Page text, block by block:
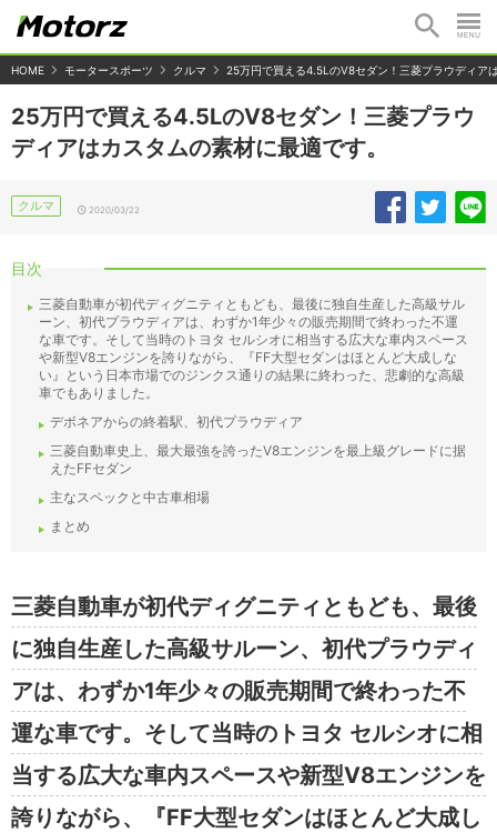
HOME モータースポーツ クルマ 25万円で買える4.5LのV8セダン！三菱プラウディア
25万円で買える4.5LのV8セダン！三菱プラウ
ディアはカスタムの素材に最適です。
クルマ 2020/03/22
目次
三菱自動車が初代ディグニティともども、最後に独自生産した高級サル
ーン、初代プラウディアは、わずか1年少々の販売期間で終わった不運
な車です。そして当時のトヨタ セルシオに相当する広大な車内スペース
や新型V8エンジンを誇りながら、『FF大型セダンはほとんど大成しな
い』という日本市場でのジンクス通りの結果に終わった、悲劇的な高級
車でもありました。
デボネアからの終着駅、初代プラウディア
三菱自動車史上、最大最強を誇ったV8エンジンを最上級グレードに据
えたFFセダン
主なスペックと中古車相場
まとめ
三菱自動車が初代ディグニティともども、最後
に独自生産した高級サルーン、初代プラウディ
アは、わずか1年少々の販売期間で終わった不
運な車です。そして当時のトヨタ セルシオに相
当する広大な車内スペースや新型V8エンジンを
誇りながら、『FF大型セダンはほとんど大成し